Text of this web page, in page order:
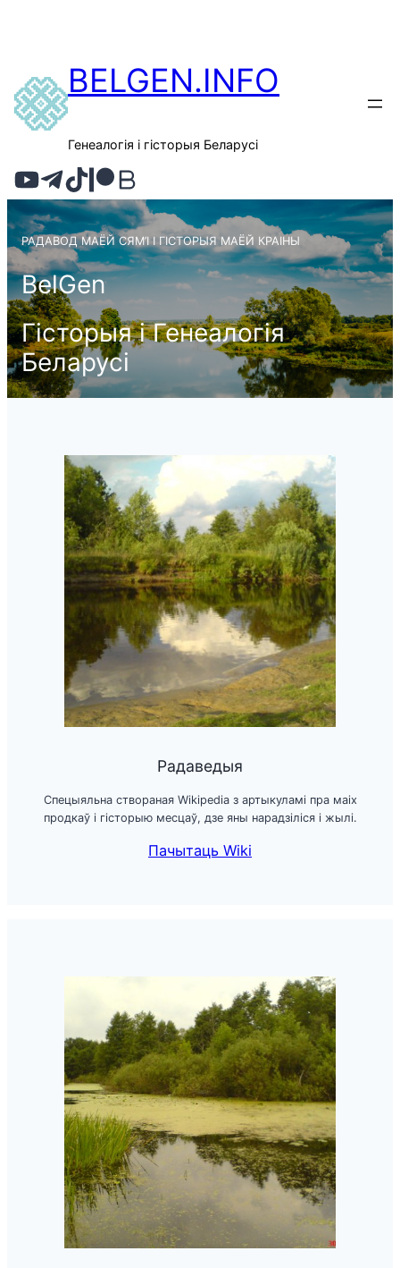
BELGEN.INFO
Генеалогія і гісторыя Беларусі
РАДАВОД МАЁЙ СЯМ’І І ГІСТОРЫЯ МАЁЙ КРАІНЫ
BelGen
Гісторыя і Генеалогія
Беларусі
Радаведыя
Спецыяльна створаная Wikipedia з артыкуламі пра маіх
продкаў і гісторыю месцаў, дзе яны нарадзіліся і жылі.
Пачытаць Wiki